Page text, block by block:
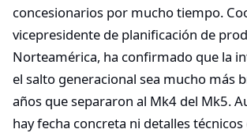
concesionarios por mucho tiempo.
vicepresidente de planificación de
Norteamérica, ha confirmado que la
el salto generacional sea mucho más
años que separaron al Mk4 del Mk5.
hay fecha concreta ni detalles